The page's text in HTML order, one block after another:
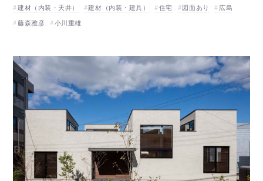
建材（内装・天井）
建材（内装・建具） 住宅 図面あり
広島
藤森雅彦
小川重雄